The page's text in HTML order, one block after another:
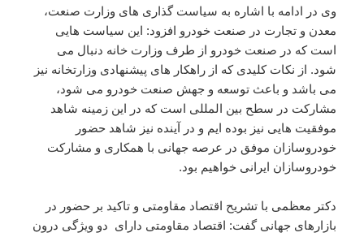
وی در ادامه با اشاره به سیاست گذاری های وزارت صنعت،
معدن و تجارت در صنعت خودرو افزود: این سیاست هایی
است که در صنعت خودرو از طرف وزارت خانه دنبال می
شود. از نکات کلیدی که از راهکار های پیشنهادی وزارتخانه نیز
می باشد و باعث توسعه و جهش صنعت خودرو می شود،
مشارکت در سطح بین المللی است که در این زمینه شاهد
موفقیت هایی نیز بوده ایم و در آینده نیز شاهد حضور
خودروسازان موفق در عرصه جهانی با همکاری و مشارکت
خودروسازان ایرانی خواهیم بود.
دکتر معظمی با تشریح اقتصاد مقاومتی و تاکید بر حضور در
بازارهای جهانی گفت: اقتصاد مقاومتی دارای دو ویژگی درون